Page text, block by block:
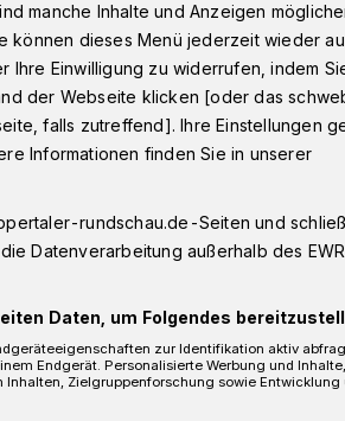
beginnen am 30.
der Elberfelder
manche Inhalte und Anzeigen
können dieses Menü jederzeit wieder
Ihre Einwilligung zu widerrufen, indem
der Webseite klicken [oder das
falls zutreffend]. Ihre Einstellungen
Informationen finden Sie in unserer
rundschau.de-Seiten und
Datenverarbeitung außerhalb des
Daten, um Folgendes
zur Identifikation aktiv
Endgerät. Personalisierte Werbung und
Inhalten, Zielgruppenforschung sowie Entwicklung